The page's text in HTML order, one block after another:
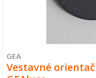
GEA
Vestavné